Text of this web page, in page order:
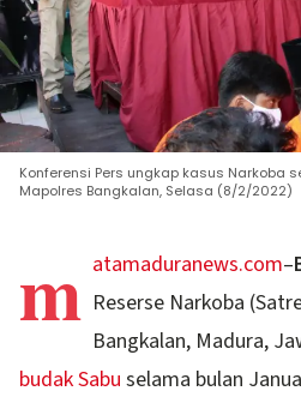
Konferensi Pers ungkap kasus Narkoba
Mapolres Bangkalan, Selasa (8/2/2022)
m atamaduranews.com–
Reserse Narkoba
Bangkalan, Madura,
budak Sabu selama bulan